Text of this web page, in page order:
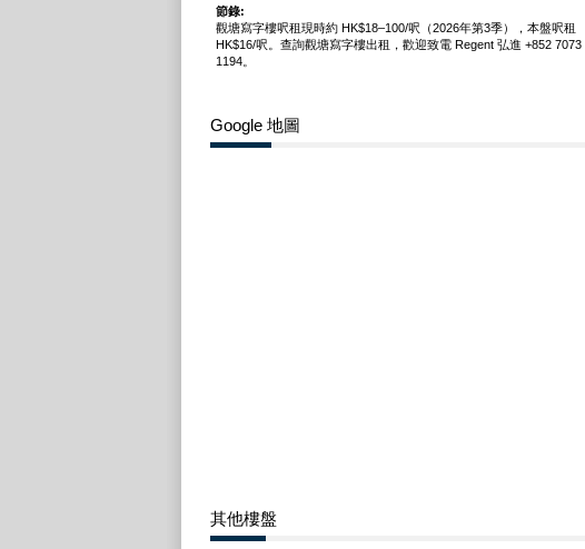
節錄:
觀塘寫字樓呎租現時約 HK$18–100/呎（2026年第3季），本盤呎租
HK$16/呎。查詢觀塘寫字樓出租，歡迎致電 Regent 弘進 +852 7073
1194。
Google 地圖
其他樓盤